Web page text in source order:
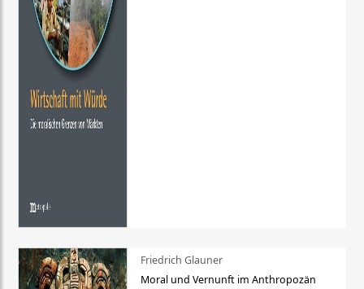
Friedrich Glauner
Moral und Vernunft im Anthropozän